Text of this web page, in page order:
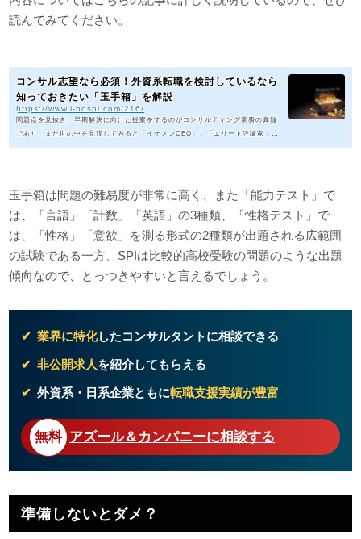
読んでみてください。
コンサル志望なら必須！外資系転職を検討しているなら
知っておきたい「玉手箱」を解説
https://www.l-boshi.com/216/
問題点を見抜き、早期解決に向けた提案をするのがコンサルティング業務の真髄
であり、また世の中を見渡してみると「イケメンCEO」、「エリート評論家」、
「話題のジャーナリスト」という枕詞のつく人に共通して多い経歴がコンサル出
いて解説します。「玉手箱」って聞いたことありますか？これまで新卒採用の際
にコンサルティング会社を志望したことのない方であれば、「玉手箱」と...
玉手箱は問題の難易度が非常に高く、また「能力テスト」で
は、「言語」「計数」「英語」の3種類、「性格テスト」で
は、「性格」「意欲」を測る形式の2種類が出題される広範囲
の試験である一方、SPIは比較的高校受験の問題のような出題
傾向なので、とっつきやすいと言えるでしょう。
業界に特化したコンサルタントに相談できる
非公開求人を紹介してもらえる
外資系・日系企業ともに転職支援実績が豊富
アズール＆カンパニーに相談する
準備しないとダメ？